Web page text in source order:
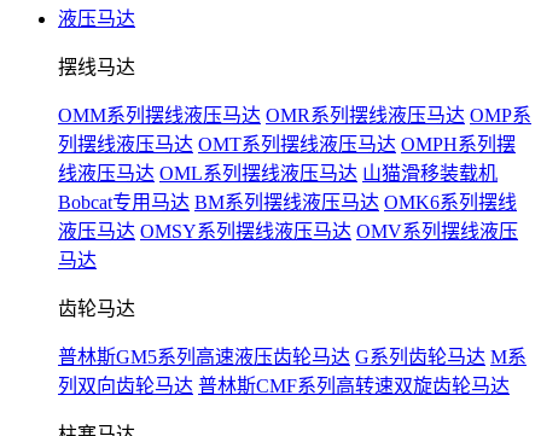
液压马达
摆线马达
OMM系列摆线液压马达 OMR系列摆线液压马达 OMP系
列摆线液压马达 OMT系列摆线液压马达 OMPH系列摆
线液压马达 OML系列摆线液压马达 山猫滑移装载机
Bobcat专用马达 BM系列摆线液压马达 OMK6系列摆线
液压马达 OMSY系列摆线液压马达 OMV系列摆线液压
马达
齿轮马达
普林斯GM5系列高速液压齿轮马达 G系列齿轮马达 M系
列双向齿轮马达 普林斯CMF系列高转速双旋齿轮马达